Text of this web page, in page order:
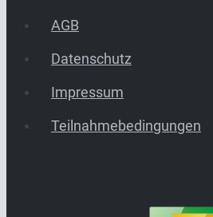
AGB
Datenschutz
Impressum
Teilnahmebedingungen